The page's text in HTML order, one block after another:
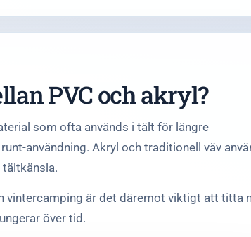
PVC och akryl?
som ofta används i tält för längre
användning. Akryl och traditionell väv
vintercamping är det däremot viktigt att titta
över tid.